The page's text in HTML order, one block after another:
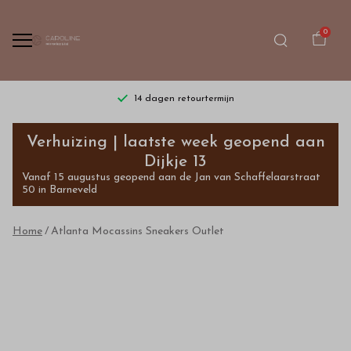
0
14 dagen retourtermijn
Atlanta
Mocassins
Sneakers
Verhuizing | laatste week geopend aan
Dijkje 13
Vanaf 15 augustus geopend aan de Jan van Schaffelaarstraat
50 in Barneveld
Home Atlanta Mocassins Sneakers Outlet